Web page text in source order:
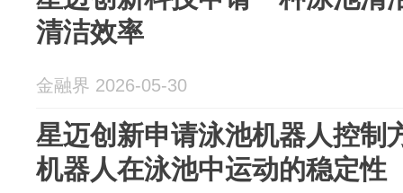
清洁效率
金融界 2026-05-30
星迈创新申请泳池机器人控制
机器人在泳池中运动的稳定性